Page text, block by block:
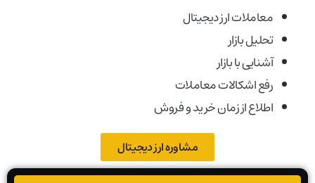
معاملات ارز دیجیتال
تحلیل بازار
آشنایی با بازار
رفع اشکالات معاملات
اطلاع از زمان خرید و فروش
مشاوره ارز دیجیتال